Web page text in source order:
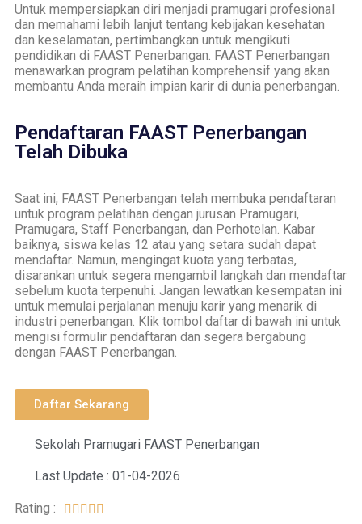
Untuk mempersiapkan diri menjadi pramugari profesional
dan memahami lebih lanjut tentang kebijakan kesehatan
dan keselamatan, pertimbangkan untuk mengikuti
pendidikan di FAAST Penerbangan. FAAST Penerbangan
menawarkan program pelatihan komprehensif yang akan
membantu Anda meraih impian karir di dunia penerbangan.
Pendaftaran FAAST Penerbangan
Telah Dibuka
Saat ini, FAAST Penerbangan telah membuka pendaftaran
untuk program pelatihan dengan jurusan Pramugari,
Pramugara, Staff Penerbangan, dan Perhotelan. Kabar
baiknya, siswa kelas 12 atau yang setara sudah dapat
mendaftar. Namun, mengingat kuota yang terbatas,
disarankan untuk segera mengambil langkah dan mendaftar
sebelum kuota terpenuhi. Jangan lewatkan kesempatan ini
untuk memulai perjalanan menuju karir yang menarik di
industri penerbangan. Klik tombol daftar di bawah ini untuk
mengisi formulir pendaftaran dan segera bergabung
dengan FAAST Penerbangan.
Daftar Sekarang
Sekolah Pramugari FAAST Penerbangan
Last Update : 01-04-2026
Rating :     